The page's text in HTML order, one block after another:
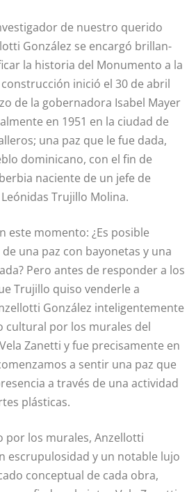
de nuestro querido
González se encargó brillan­
la histo­ria del Monumento a la
inició el 30 de abril
de la gobernadora Isabel Mayer
en 1951 en la ciudad de
una paz que le fue dada,
dominicano, con el fin de
naciente de un jefe de
Trujillo Molina.
este momen­to: ¿Es posible
una paz con bayonetas y una
Pero antes de responder a los
Trujillo quiso venderle a
González inteligentemente
cultural por los murales del
Zanetti y fue precisamente en
a sentir una paz que
a través de una actividad
plásticas.
por los ­murales, Anzellotti
escrupulosidad y un notable lujo
­conceptual de cada obra,